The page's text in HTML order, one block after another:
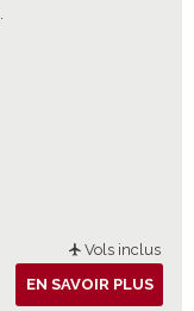
Vols inclus
EN SAVOIR PLUS